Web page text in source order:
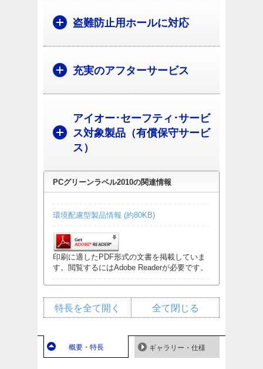
盗難防止用ホールに対応
充実のアフターサービス
アイオー･セーフティ･サービ
ス対象製品（有償保守サービ
ス）
PCグリーンラベル2010の関連情報
環境配慮型製品情報 (約80KB)
印刷に適したPDF形式の文書を掲載していま
す。閲覧するにはAdobe Readerが必要です。
全て閉じる
特長を全て開く
概要・特長 ギャラリー・仕様